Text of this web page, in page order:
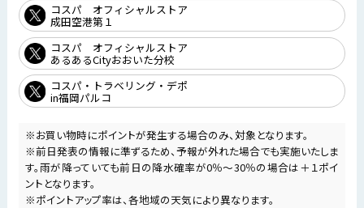
コスパ オフィシャルストア
成田空港第１
コスパ オフィシャルストア
あるあるCityおおいた分校
コスパ・トラベリング・デポ
in福岡パルコ
※お買い物時にポイントが発生する場合のみ、対象となります。
※前日発表の情報に準ずるため、予報が外れた場合でも実施いたしま
す。雨が降っていても前日の降水確率が0％～30％の場合は＋１ポイ
ントとなります。
※ポイントアップ率は、各地域の天気により異なります。